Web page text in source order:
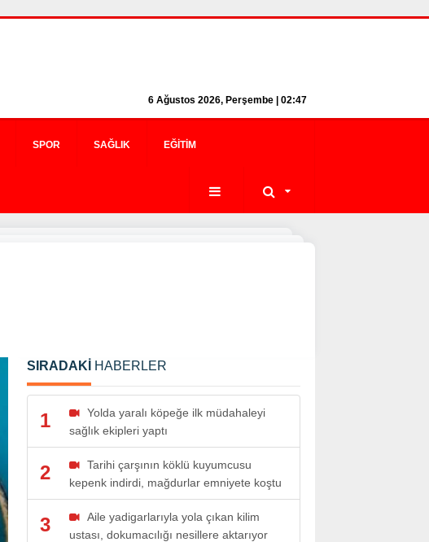
6 Ağustos 2026, Perşembe | 02:47
SPOR SAĞLIK EĞITIM
SIRADAKİ HABERLER
1
Yolda yaralı köpeğe ilk müdahaleyi
sağlık ekipleri yaptı
2
Tarihi çarşının köklü kuyumcusu
kepenk indirdi, mağdurlar emniyete koştu
3
Aile yadigarlarıyla yola çıkan kilim
ustası, dokumacılığı nesillere aktarıyor